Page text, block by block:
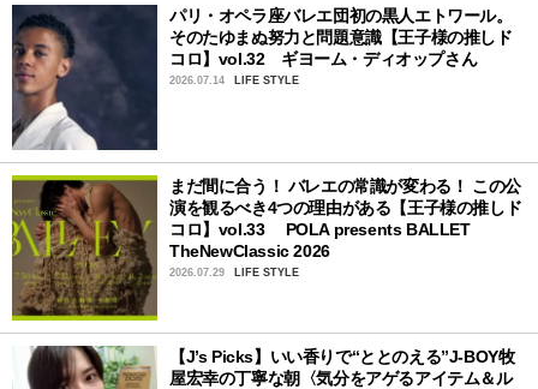
パリ・オペラ座バレエ団初の黒人エトワール。
そのたゆまぬ努力と問題意識【王子様の推しド
コロ】vol.32 ギヨーム・ディオップさん
2026.07.14 LIFE STYLE
まだ間に合う！ バレエの常識が変わる！ この公
演を観るべき4つの理由がある【王子様の推しド
コロ】vol.33 POLA presents BALLET
TheNewClassic 2026
2026.07.29 LIFE STYLE
【J’s Picks】いい香りで“ととのえる”J-BOY牧
屋宏幸の丁寧な朝〈気分をアゲるアイテム＆ル